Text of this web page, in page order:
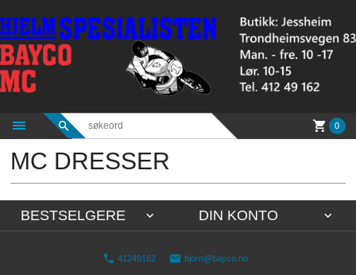
til
innholdet
0
MC DRESSER
BESTSELGERE DIN KONTO
41249162 bjorn@bayco.no